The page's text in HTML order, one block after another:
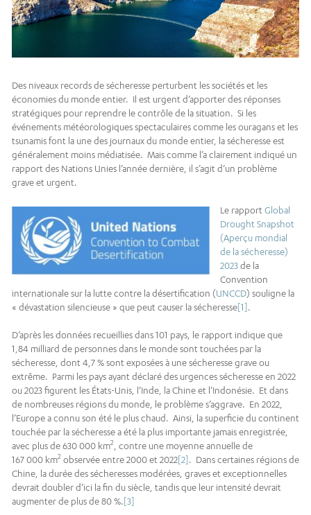
Des niveaux records de sécheresse perturbent les sociétés et les
économies du monde entier. Il est urgent d’apporter des réponses
stratégiques pour reprendre le contrôle de la situation. Si les
événements météorologiques spectaculaires comme les ouragans et les
tsunamis font la une des journaux du monde entier, la sécheresse est
généralement moins médiatisée. Mais comme l’a clairement indiqué un
rapport des Nations Unies l’année dernière, il s’agit d’un problème
grave et urgent.
Le rapport Global
Drought Snapshot
(Aperçu mondial
de la sécheresse)
2023de la
Convention
internationale sur la lutte contre la désertification (UNCCD) souligne la
« dévastation silencieuse » que peut causer la sécheresse[1].
D’après les données recueillies dans 101 pays, le rapport indique que
1,84 milliard de personnes dans le monde sont touchées par la
sécheresse, dont 4,7 % sont exposées à une sécheresse grave ou
extrême. Parmi les pays ayant déclaré des urgences sécheresse en 2022
ou 2023 figurent les États-Unis, l’Inde, la Chine et l’Indonésie. Et dans
de nombreuses régions du monde, le problème s’aggrave. En 2022,
l’Europe a connu son été le plus chaud. Ainsi, la superficie du continent
touchée par la sécheresse a été la plus importante jamais enregistrée,
avec plus de 630 000 km2
, contre une moyenne annuelle de
167 000 km2 observée entre 2000 et 2022[2]. Dans certaines régions de
Chine, la durée des sécheresses modérées, graves et exceptionnelles
devrait doubler d’ici la fin du siècle, tandis que leur intensité devrait
augmenter de plus de 80 %.[3]